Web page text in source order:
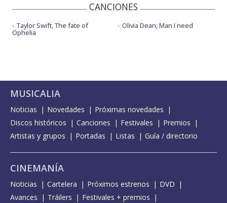
CANCIONES
Taylor Swift, The fate of
Ophelia
Olivia Dean, Man I need
MUSICALIA
Noticias Novedades
Próximas novedades
Discos históricos
Canciones Festivales
Premios
Artistas y grupos
Portadas Listas Guía / directorio
CINEMANÍA
Noticias Cartelera Próximos estrenos
DVD
Avances
Tráilers
Festivales + premios